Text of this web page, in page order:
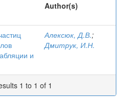
Author(s)
и
Алексюк, Д.В.;
Дмитрук, И.Н.
1 to 1 of 1